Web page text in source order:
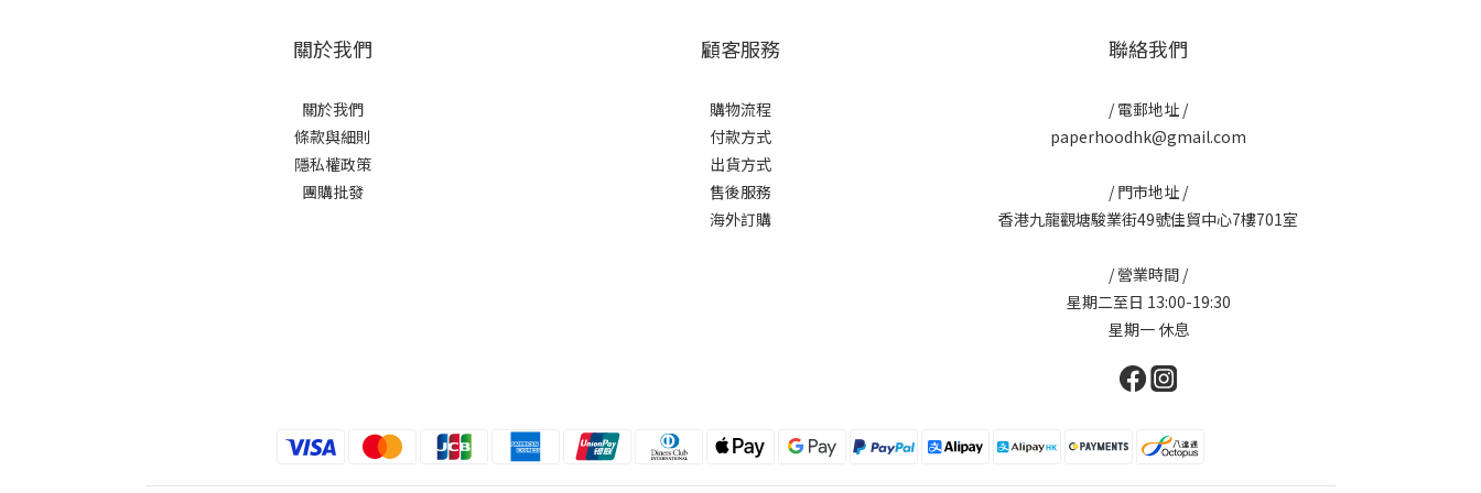
關於我們
關於我們
條款與細則
隱私權政策
團購批發
顧客服務
購物流程
付款方式
出貨方式
售後服務
海外訂購
聯絡我們
/ 電郵地址 /
paperhoodhk@gmail.com
/ 門市地址 /
香港九龍觀塘駿業街49號佳貿中心7樓701室
/ 營業時間 /
星期二至日 13:00-19:30
星期一 休息